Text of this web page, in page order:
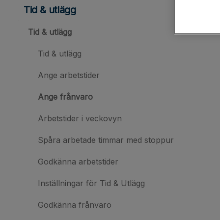
Tid & utlägg
Tid & utlägg
Tid & utlägg
Ange arbetstider
Ange frånvaro
Arbetstider i veckovyn
Spåra arbetade timmar med stoppur
Godkänna arbetstider
Inställningar för Tid & Utlägg
Godkänna frånvaro